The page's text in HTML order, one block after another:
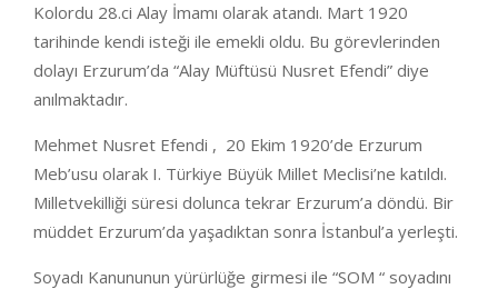
Kolordu 28.ci Alay İmamı olarak atandı. Mart 1920
tarihinde kendi isteği ile emekli oldu. Bu görevlerinden
dolayı Erzurum’da “Alay Müftüsü Nusret Efendi” diye
anılmaktadır.
Mehmet Nusret Efendi , 20 Ekim 1920’de Erzurum
Meb’usu olarak I. Türkiye Büyük Millet Meclisi’ne katıldı.
Milletvekilliği süresi dolunca tekrar Erzurum’a döndü. Bir
müddet Erzurum’da yaşadıktan sonra İstanbul’a yerleşti.
Soyadı Kanununun yürürlüğe girmesi ile “SOM “ soyadını